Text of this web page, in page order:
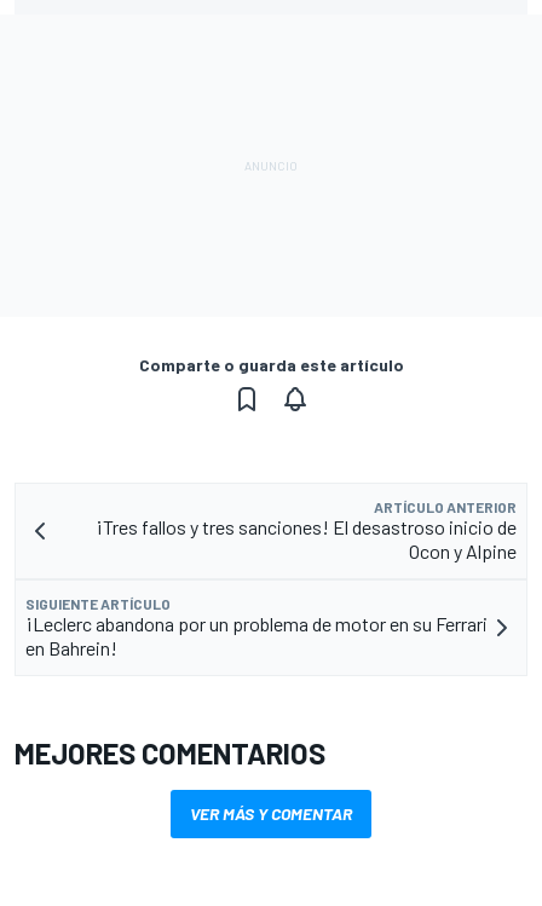
Comparte o guarda este artículo
ARTÍCULO ANTERIOR
¡Tres fallos y tres sanciones! El desastroso inicio de
Ocon y Alpine
SIGUIENTE ARTÍCULO
¡Leclerc abandona por un problema de motor en su Ferrari
en Bahrein!
MEJORES COMENTARIOS
VER MÁS Y COMENTAR